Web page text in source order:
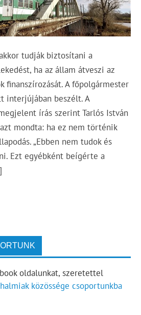
tudják biztosítani a
ha az állam átveszi az
finanszírozását. A főpolgármester
interjújában beszélt. A
írás szerint Tarlós István
mondta: ha ez nem történik
„Ebben nem tudok és
Ezt egyébként beígérte a
oldalunkat, szeretettel
közössége csoportunkba